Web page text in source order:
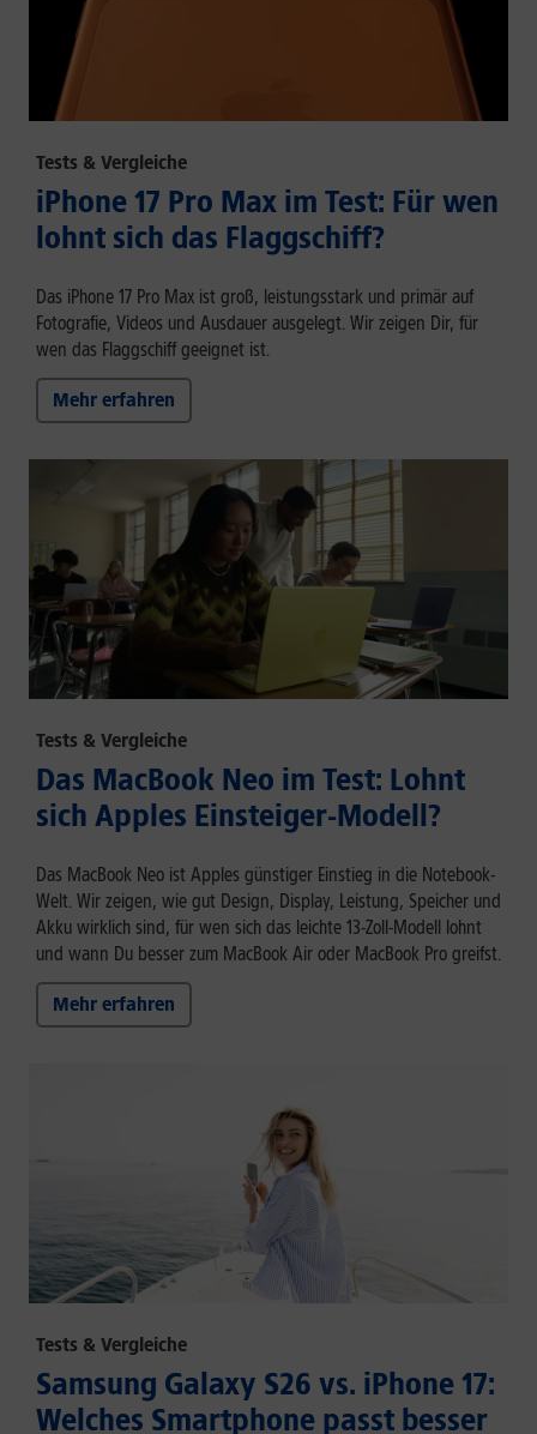
Tests & Vergleiche
iPhone 17 Pro Max im Test: Für wen
lohnt sich das Flaggschiff?
Das iPhone 17 Pro Max ist groß, leistungsstark und primär auf
Fotografie, Videos und Ausdauer ausgelegt. Wir zeigen Dir, für
wen das Flaggschiff geeignet ist.
Mehr erfahren
Tests & Vergleiche
Das MacBook Neo im Test: Lohnt
sich Apples Einsteiger-Modell?
Das MacBook Neo ist Apples günstiger Einstieg in die Notebook-
Welt. Wir zeigen, wie gut Design, Display, Leistung, Speicher und
Akku wirklich sind, für wen sich das leichte 13-Zoll-Modell lohnt
und wann Du besser zum MacBook Air oder MacBook Pro greifst.
Mehr erfahren
Tests & Vergleiche
Samsung Galaxy S26 vs. iPhone 17:
Welches Smartphone passt besser